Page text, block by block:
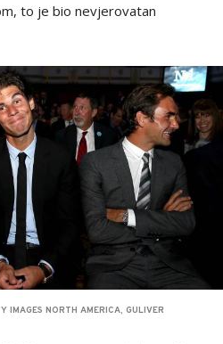
to je bio nevjerovatan
IMAGES NORTH AMERICA, GULIVER